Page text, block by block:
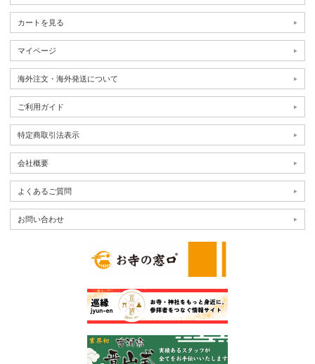
カートを見る
マイページ
海外注文・海外発送について
ご利用ガイド
特定商取引法表示
会社概要
よくあるご質問
お問い合わせ